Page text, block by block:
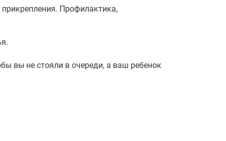
Профилактика,
вы не стояли в очереди, а ваш ребенок